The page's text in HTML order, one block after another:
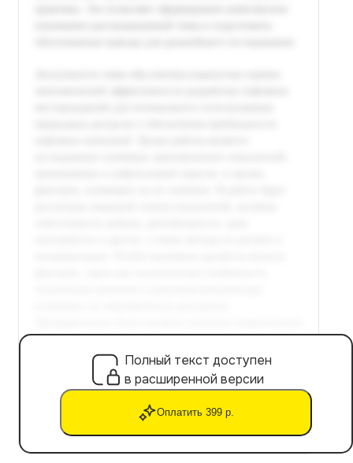
Полный текст доступен
в расширенной версии
Оплатить 399 р.